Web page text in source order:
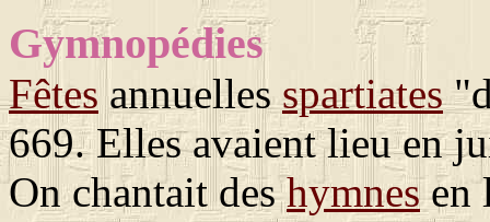
Gymnopédies
Fêtesannuellesspartiates
669. Elles avaient lieu en
On chantait deshymnesen